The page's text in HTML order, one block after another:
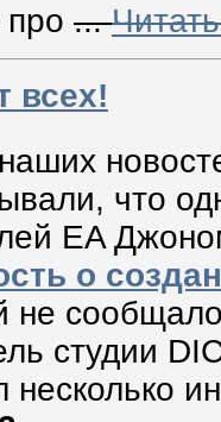
про ...
всех!
что
EA
о
не
студии